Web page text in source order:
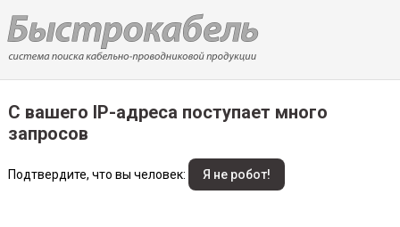
С вашего IP-адреса поступает много
запросов
Подтвердите, что вы человек: